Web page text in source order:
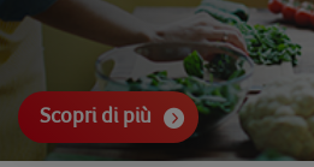
Scopri di più